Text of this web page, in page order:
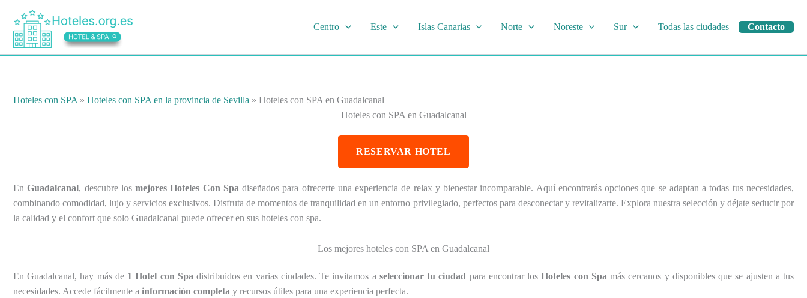
contenido
Centro Este Islas Canarias Norte Noreste Sur Todas las ciudades Contacto
Hoteles con SPA » Hoteles con SPA en la provincia de Sevilla » Hoteles con SPA en Guadalcanal
Hoteles con SPA en Guadalcanal
RESERVAR HOTEL
EnGuadalcanal, descubre losmejores Hoteles Con Spa diseñados para ofrecerte una experiencia de relax y bienestar incomparable. Aquí encontrarás opciones que se adaptan a todas tus necesidades,
combinando comodidad, lujo y servicios exclusivos. Disfruta de momentos de tranquilidad en un entorno privilegiado, perfectos para desconectar y revitalizarte. Explora nuestra selección y déjate seducir por
la calidad y el confort que solo Guadalcanal puede ofrecer en sus hoteles con spa.
Los mejores hoteles con SPA en Guadalcanal
En Guadalcanal, hay más de 1 Hotel con Spa distribuidos en varias ciudades. Te invitamos a seleccionar tu ciudad para encontrar losHoteles con Spa más cercanos y disponibles que se ajusten a tus
necesidades. Accede fácilmente a información completa y recursos útiles para una experiencia perfecta.